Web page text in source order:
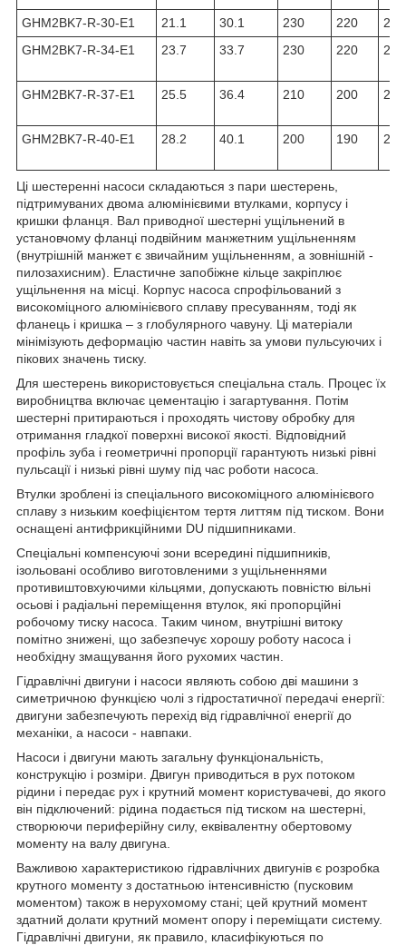
GHM2BK7-R-30-E1 21.1 30.1 230 220
245
GHM2BK7-R-34-E1
23.7 33.7 230 220 245
GHM2BK7-R-37-E1 25.5 36.4 210 200 225
GHM2BK7-R-40-E1 28.2 40.1 200 190 215
Ці шестеренні насоси складаються з пари шестерень,
підтримуваних двома алюмінієвими втулками, корпусу і
кришки фланця. Вал приводної шестерні ущільнений в
установчому фланці подвійним манжетним ущільненням
(внутрішній манжет є звичайним ущільненням, а зовнішній -
пилозахисним). Еластичне запобіжне кільце закріплює
ущільнення на місці. Корпус насоса спрофільований з
високоміцного алюмінієвого сплаву пресуванням, тоді як
фланець і кришка – з глобулярного чавуну. Ці матеріали
мінімізують деформацію частин навіть за умови пульсуючих і
пікових значень тиску.
Для шестерень використовується спеціальна сталь. Процес їх
виробництва включає цементацію і загартування. Потім
шестерні притираються і проходять чистову обробку для
отримання гладкої поверхні високої якості. Відповідний
профіль зуба і геометричні пропорції гарантують низькі рівні
пульсації і низькі рівні шуму під час роботи насоса.
Втулки зроблені із спеціального високоміцного алюмінієвого
сплаву з низьким коефіцієнтом тертя литтям під тиском. Вони
оснащені антифрикційними DU підшипниками.
Спеціальні компенсуючі зони всередині підшипників,
ізольовані особливо виготовленими з ущільненнями
противиштовхуючими кільцями, допускають повністю вільні
осьові і радіальні переміщення втулок, які пропорційні
робочому тиску насоса. Таким чином, внутрішні витоку
помітно знижені, що забезпечує хорошу роботу насоса і
необхідну змащування його рухомих частин.
Гідравлічні двигуни і насоси являють собою дві машини з
симетричною функцією чолі з гідростатичної передачі енергії:
двигуни забезпечують перехід від гідравлічної енергії до
механіки, а насоси - навпаки.
Насоси і двигуни мають загальну функціональність,
конструкцію і розміри. Двигун приводиться в рух потоком
рідини і передає рух і крутний момент користувачеві, до якого
він підключений: рідина подається під тиском на шестерні,
створюючи периферійну силу, еквівалентну обертовому
моменту на валу двигуна.
Важливою характеристикою гідравлічних двигунів є розробка
крутного моменту з достатньою інтенсивністю (пусковим
моментом) також в нерухомому стані; цей крутний момент
здатний долати крутний момент опору і переміщати систему.
Гідравлічні двигуни, як правило, класифікуються по